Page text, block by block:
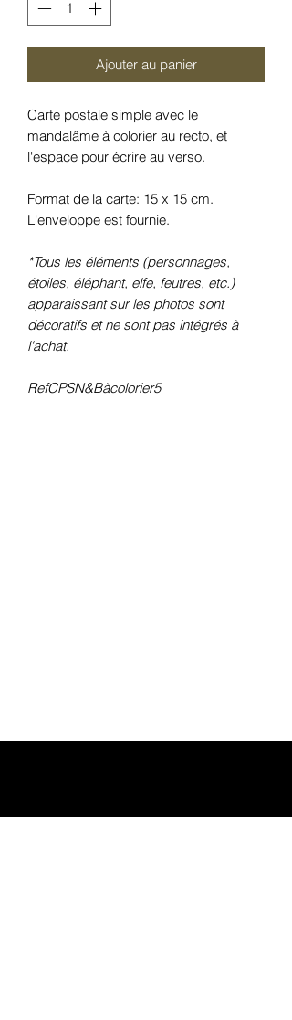
Ajouter au panier
Carte postale simple avec le
mandalâme à colorier au recto, et
l'espace pour écrire au verso.
Format de la carte: 15 x 15 cm.
L'enveloppe est fournie.
*Tous les éléments (personnages,
étoiles, éléphant, elfe, feutres, etc.)
apparaissant sur les photos sont
décoratifs et ne sont pas intégrés à
l'achat.
RefCPSN&Bàcolorier5